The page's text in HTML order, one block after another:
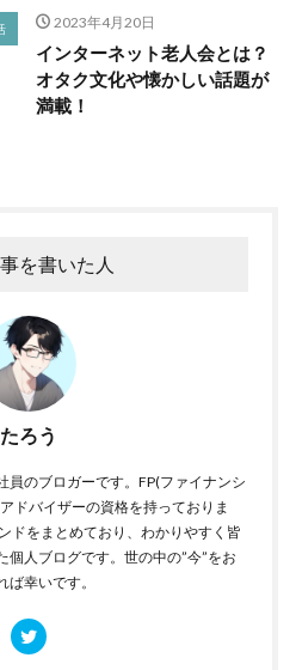
2023年4月20日
インターネット老人会とは？
オタク文化や懐かしい話題が
満載！
を書いた人
たろう
員のブロガーです。FP(ファイナンシ
ドバイザーの資格を持っておりま
ドをまとめており、わかりやすく皆
人ブログです。世の中の”今”をお
幸いです。